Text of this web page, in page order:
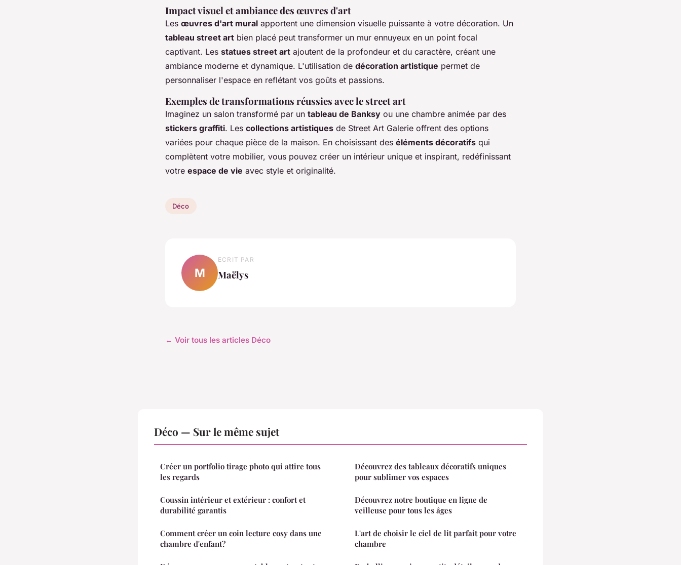
Impact visuel et ambiance des œuvres d'art
Les œuvres d'art mural apportent une dimension visuelle puissante à votre décoration. Un
tableau street art bien placé peut transformer un mur ennuyeux en un point focal
captivant. Les statues street art ajoutent de la profondeur et du caractère, créant une
ambiance moderne et dynamique. L'utilisation de décoration artistique permet de
personnaliser l'espace en reflétant vos goûts et passions.
Exemples de transformations réussies avec le street art
Imaginez un salon transformé par un tableau de Banksy ou une chambre animée par des
stickers graffiti. Les collections artistiques de Street Art Galerie offrent des options
variées pour chaque pièce de la maison. En choisissant des éléments décoratifs qui
complètent votre mobilier, vous pouvez créer un intérieur unique et inspirant, redéfinissant
votre espace de vie avec style et originalité.
Déco
M
ECRIT PAR
Maëlys
← Voir tous les articles Déco
Déco — Sur le même sujet
Créer un portfolio tirage photo qui attire tous
les regards
Coussin intérieur et extérieur : confort et
durabilité garantis
Comment créer un coin lecture cosy dans une
chambre d'enfant?
Découvrez des tableaux décoratifs uniques
pour sublimer vos espaces
Découvrez notre boutique en ligne de
veilleuse pour tous les âges
L'art de choisir le ciel de lit parfait pour votre
chambre